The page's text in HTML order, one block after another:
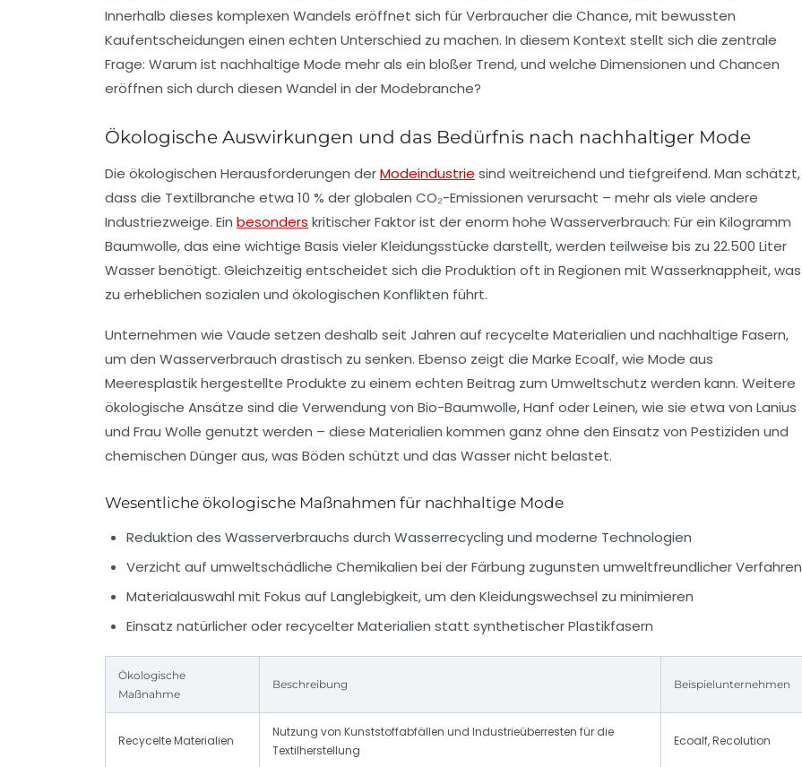
Innerhalb dieses komplexen Wandels eröffnet sich für Verbraucher die Chance, mit bewussten
Kaufentscheidungen einen echten Unterschied zu machen. In diesem Kontext stellt sich die zentrale
Frage: Warum ist nachhaltige Mode mehr als ein bloßer Trend, und welche Dimensionen und Chancen
eröffnen sich durch diesen Wandel in der Modebranche?
Ökologische Auswirkungen und das Bedürfnis nach nachhaltiger Mode
Die ökologischen Herausforderungen derModeindustrie sind weitreichend und tiefgreifend. Man schätzt,
dass die Textilbranche etwa 10 % der globalen CO₂-Emissionen verursacht – mehr als viele andere
Industriezweige. Ein besonders kritischer Faktor ist der enorm hohe Wasserverbrauch: Für ein Kilogramm
Baumwolle, das eine wichtige Basis vieler Kleidungsstücke darstellt, werden teilweise bis zu 22.500 Liter
Wasser benötigt. Gleichzeitig entscheidet sich die Produktion oft in Regionen mit Wasserknappheit, was
zu erheblichen sozialen und ökologischen Konflikten führt.
Unternehmen wie Vaude setzen deshalb seit Jahren auf recycelte Materialien und nachhaltige Fasern,
um den Wasserverbrauch drastisch zu senken. Ebenso zeigt die Marke Ecoalf, wie Mode aus
Meeresplastik hergestellte Produkte zu einem echten Beitrag zum Umweltschutz werden kann. Weitere
ökologische Ansätze sind die Verwendung von Bio-Baumwolle, Hanf oder Leinen, wie sie etwa von Lanius
und Frau Wolle genutzt werden – diese Materialien kommen ganz ohne den Einsatz von Pestiziden und
chemischen Dünger aus, was Böden schützt und das Wasser nicht belastet.
Wesentliche ökologische Maßnahmen für nachhaltige Mode
Reduktion des Wasserverbrauchs durch Wasserrecycling und moderne Technologien
Verzicht auf umweltschädliche Chemikalien bei der Färbung zugunsten umweltfreundlicher Verfahren
Materialauswahl mit Fokus auf Langlebigkeit, um den Kleidungswechsel zu minimieren
Einsatz natürlicher oder recycelter Materialien statt synthetischer Plastikfasern
Ökologische
Maßnahme
Beschreibung Beispielunternehmen
Recycelte Materialien
Nutzung von Kunststoffabfällen und Industrieüberresten für die
Textilherstellung
Ecoalf, Recolution